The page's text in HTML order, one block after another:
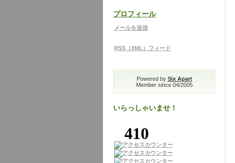
プロフィール
メールを送信
RSS（XML）フィード
Powered by Six Apart
Member since 04/2005
いらっしゃいませ！